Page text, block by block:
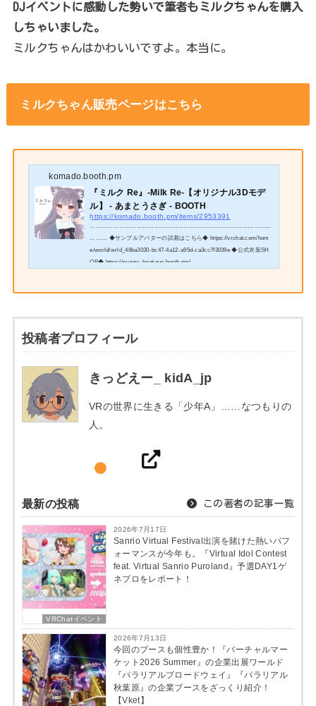
DJイベントに感動した勢いで筆者もミルクちゃんを購入
しちゃいました。
ミルクちゃんはかわいいですよ。本当に。
ミルクちゃん販売ページはこちら
komado.booth.pm
『ミルク Re』-Milk Re-【オリジナル3Dモデ
ル】 - あまとうさぎ - BOOTH
https://komado.booth.pm/items/2953391
…………………………………………………………………………………
……… ◆サンプルアバターの試着はこちら◆ https://vrchat.com/hom
e/world/wrld_48ba3030-bc47-4a12-a95d-ca3cc7f3039e ◆公式衣装SH
OP◆ https://sugary-boutique.booth.pm/
投稿者プロフィール
きっどえー_ kidA_jp
VRの世界に生きる「少年A」……なつもりの
人。
最新の投稿 この著者の記事一覧
VRChatイベント
2026年7月17日
Sanrio Virtual Festival出演を賭けた熱いパフ
ォーマンスが今年も。『Virtual Idol Contest
feat. Virtual Sanrio Puroland』予選DAY1ゲ
ネプロをレポート！
2026年7月13日
今回のブースも個性豊か！『バーチャルマー
ケット2026 Summer』の企業出展ワールド
『パラリアルブロードウェイ』『パラリアル
秋葉原』の企業ブースをざっくり紹介！
【Vket】